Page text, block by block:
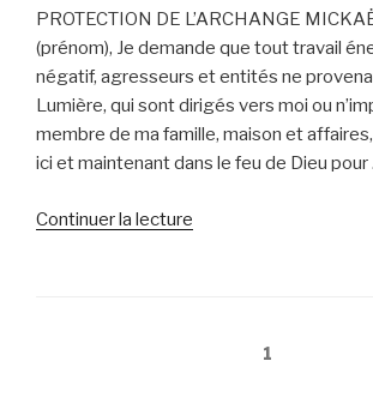
PROTECTION DE L’ARCHANGE
(prénom), Je demande que tout travail
négatif, agresseurs et entités ne
Lumière, qui sont dirigés vers moi ou
membre de ma famille, maison et
ici et maintenant dans le feu de Dieu pour
Continuer la lecture
1